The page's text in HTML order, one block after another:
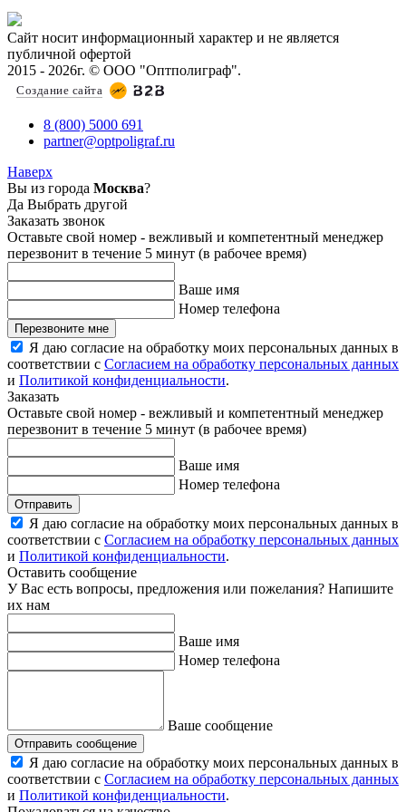
Сайт носит информационный характер и не является
публичной офертой
2015 - 2026г. © ООО "Оптполиграф".
Создание сайта
8 (800) 5000 691
partner@optpoligraf.ru
Наверх
Вы из города Москва?
Да Выбрать другой
Заказать звонок
Оставьте свой номер - вежливый и компетентный менеджер
перезвонит в течение 5 минут (в рабочее время)
Ваше имя
Номер телефона
Перезвоните мне
Я даю согласие на обработку моих персональных данных в
соответствии с Согласием на обработку персональных данных
и Политикой конфиденциальности.
Заказать
Оставьте свой номер - вежливый и компетентный менеджер
перезвонит в течение 5 минут (в рабочее время)
Ваше имя
Номер телефона
Отправить
Я даю согласие на обработку моих персональных данных в
соответствии с Согласием на обработку персональных данных
и Политикой конфиденциальности.
Оставить сообщение
У Вас есть вопросы, предложения или пожелания? Напишите
их нам
Ваше имя
Номер телефона
Ваше сообщение
Отправить сообщение
Я даю согласие на обработку моих персональных данных в
соответствии с Согласием на обработку персональных данных
и Политикой конфиденциальности.